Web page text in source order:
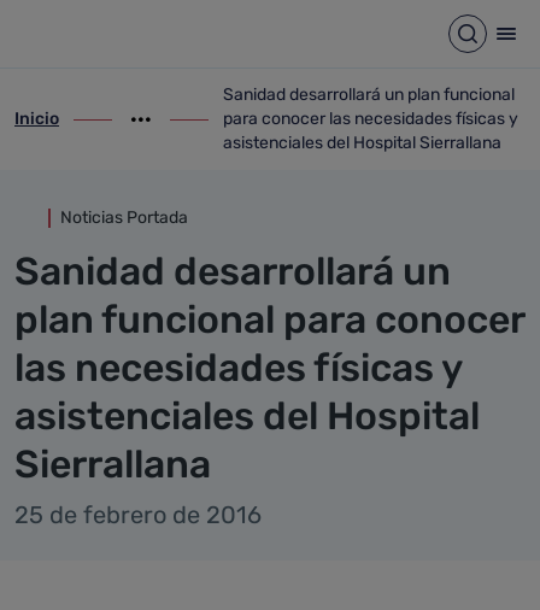
Abrir
ir-a inicio
Inicio
Mostrar opciones del camino de migas
ir-a Sanidad desarrollará un plan
Sanidad desarrollará un plan funcional
para conocer las necesidades físicas y
asistenciales del Hospital Sierrallana
Noticias Portada
Sanidad desarrollará un
plan funcional para conocer
las necesidades físicas y
asistenciales del Hospital
Sierrallana
25 de febrero de 2016